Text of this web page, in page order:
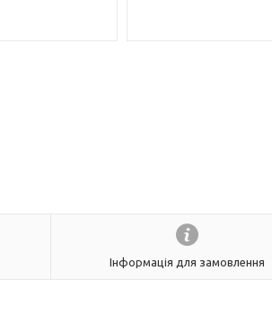
Інформація для замовлення